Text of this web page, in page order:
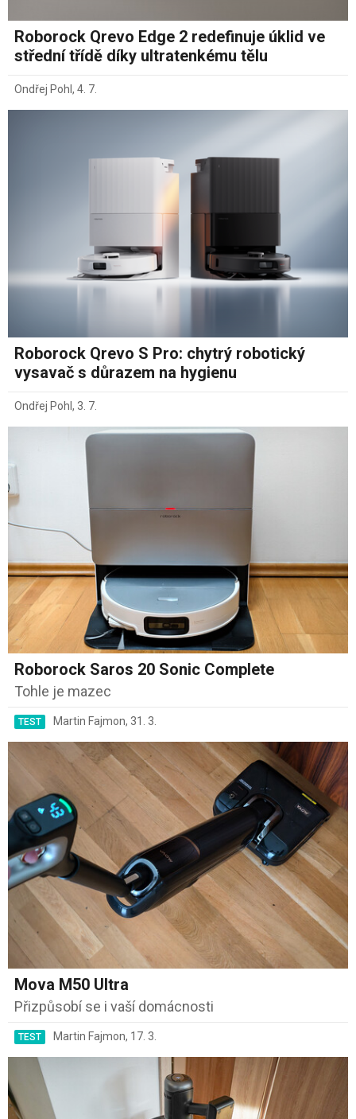
Roborock Qrevo Edge 2 redefinuje úklid ve
střední třídě díky ultratenkému tělu
Ondřej Pohl , 4. 7.
Roborock Qrevo S Pro: chytrý robotický
vysavač s důrazem na hygienu
Ondřej Pohl , 3. 7.
Roborock Saros 20 Sonic Complete
Tohle je mazec
TEST Martin Fajmon, 31. 3.
Mova M50 Ultra
Přizpůsobí se i vaší domácnosti
TEST Martin Fajmon, 17. 3.